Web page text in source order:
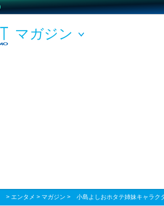
マガジン
> エンタメ > マガジン > 小島よしおホタテ姉妹キャラク